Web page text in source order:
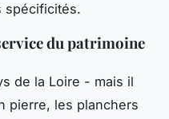
spécificités.
du patrimoine
de la Loire - mais il
pierre, les planchers